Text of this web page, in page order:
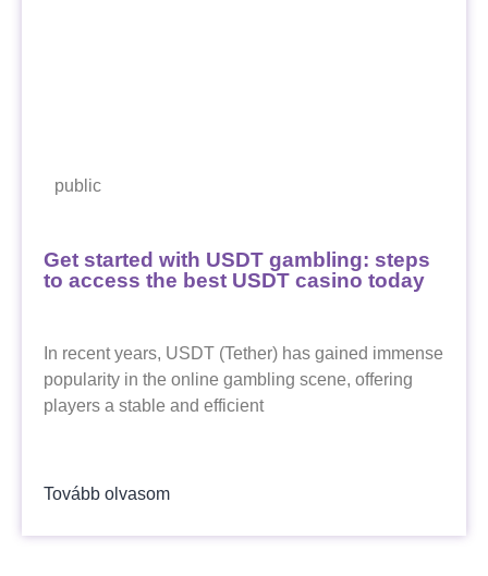
public
Get started with USDT gambling: steps
to access the best USDT casino today
In recent years, USDT (Tether) has gained immense
popularity in the online gambling scene, offering
players a stable and efficient
Tovább olvasom